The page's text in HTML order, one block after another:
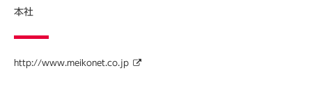
本社
http://www.meikonet.co.jp